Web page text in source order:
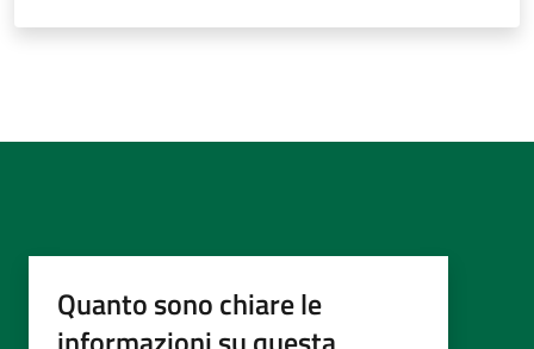
Quanto sono chiare le